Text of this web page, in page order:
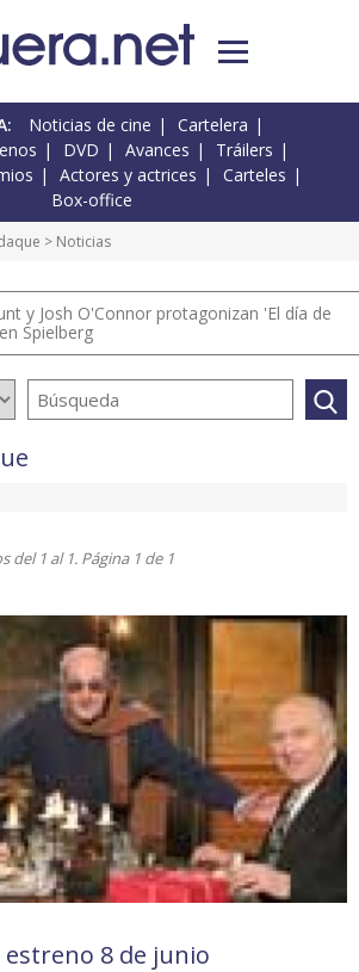
Noticias de cine
Cartelera
DVD Avances
Tráilers
Actores y actrices
Carteles
Box-office
> Noticias
y Josh O'Connor protagonizan 'El día de
Spielberg
del 1 al 1. Página 1 de 1
8 de junio